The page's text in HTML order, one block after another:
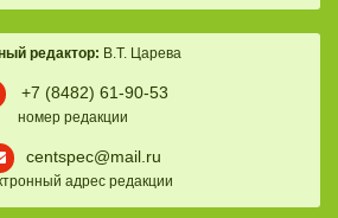
редактор: В.Т. Царева
+7 (8482) 61-90-53
номер редакции
centspec@mail.ru
адрес редакции